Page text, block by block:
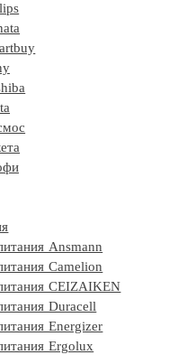
Ansmann
Camelion
CEIZAIKEN
Duracell
Energizer
Ergolux